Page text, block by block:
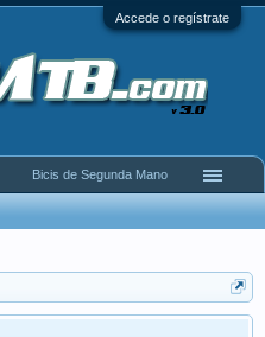
Accede o regístrate
Bicis de Segunda Mano